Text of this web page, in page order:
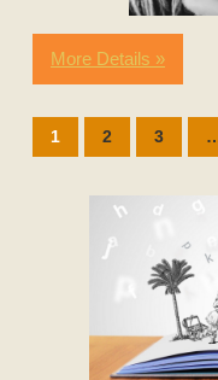
More Details »
1 2 3